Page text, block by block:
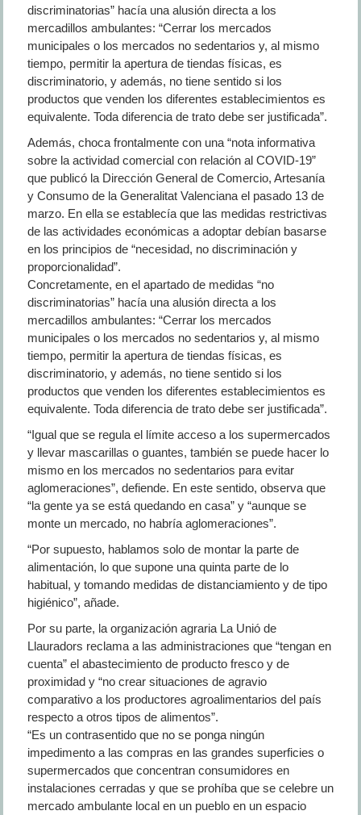
discriminatorias” hacía una alusión directa a los
mercadillos ambulantes: “Cerrar los mercados
municipales o los mercados no sedentarios y, al mismo
tiempo, permitir la apertura de tiendas físicas, es
discriminatorio, y además, no tiene sentido si los
productos que venden los diferentes establecimientos es
equivalente. Toda diferencia de trato debe ser justificada”.
Además, choca frontalmente con una “nota informativa
sobre la actividad comercial con relación al COVID-19”
que publicó la Dirección General de Comercio, Artesanía
y Consumo de la Generalitat Valenciana el pasado 13 de
marzo. En ella se establecía que las medidas restrictivas
de las actividades económicas a adoptar debían basarse
en los principios de “necesidad, no discriminación y
proporcionalidad”.
Concretamente, en el apartado de medidas “no
discriminatorias” hacía una alusión directa a los
mercadillos ambulantes: “Cerrar los mercados
municipales o los mercados no sedentarios y, al mismo
tiempo, permitir la apertura de tiendas físicas, es
discriminatorio, y además, no tiene sentido si los
productos que venden los diferentes establecimientos es
equivalente. Toda diferencia de trato debe ser justificada”.
“Igual que se regula el límite acceso a los supermercados
y llevar mascarillas o guantes, también se puede hacer lo
mismo en los mercados no sedentarios para evitar
aglomeraciones”, defiende. En este sentido, observa que
“la gente ya se está quedando en casa” y “aunque se
monte un mercado, no habría aglomeraciones”.
“Por supuesto, hablamos solo de montar la parte de
alimentación, lo que supone una quinta parte de lo
habitual, y tomando medidas de distanciamiento y de tipo
higiénico”, añade.
Por su parte, la organización agraria La Unió de
Llauradors reclama a las administraciones que “tengan en
cuenta” el abastecimiento de producto fresco y de
proximidad y “no crear situaciones de agravio
comparativo a los productores agroalimentarios del país
respecto a otros tipos de alimentos”.
“Es un contrasentido que no se ponga ningún
impedimento a las compras en las grandes superficies o
supermercados que concentran consumidores en
instalaciones cerradas y que se prohíba que se celebre un
mercado ambulante local en un pueblo en un espacio